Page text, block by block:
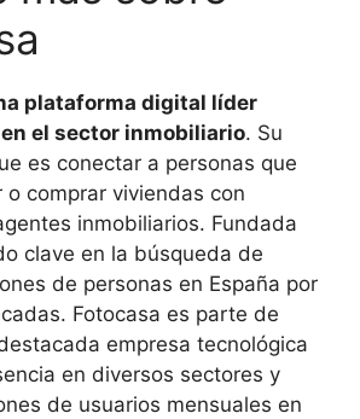
plataforma digital líder
el sector inmobiliario. Su
es conectar a personas que
o comprar viviendas con
inmobiliarios. Fundada
clave en la búsqueda de
de personas en España por
Fotocasa es parte de
empresa tecnológica
en diversos sectores y
de usuarios mensuales en